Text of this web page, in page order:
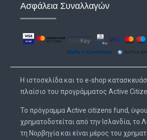
Ασφάλεια Συναλλαγών
H ιστοσελίδα και το e-shop
πλαίσιο του προγράμματος Active
Το πρόγραμμα Active citizens fund,
χρηματοδοτείται από την Ισλανδία, το
τη Νορβηγία και είναι μέρος του